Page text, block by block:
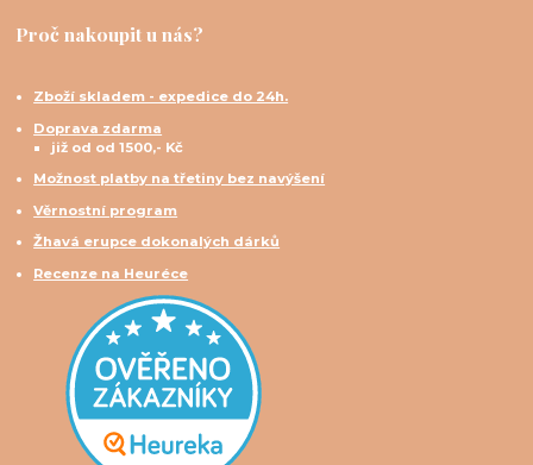
Proč nakoupit u nás?
Zboží skladem - expedice do 24h.
Doprava zdarma
již od od 1500,- Kč
Možnost platby na třetiny bez navýšení
Věrnostní program
Žhavá erupce dokonalých dárků
Recenze na Heuréce